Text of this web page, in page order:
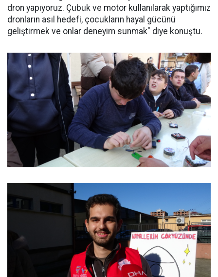
dron yapıyoruz. Çubuk ve motor kullanılarak yaptığımız
dronların asıl hedefi, çocukların hayal gücünü
geliştirmek ve onlar deneyim sunmak" diye konuştu.